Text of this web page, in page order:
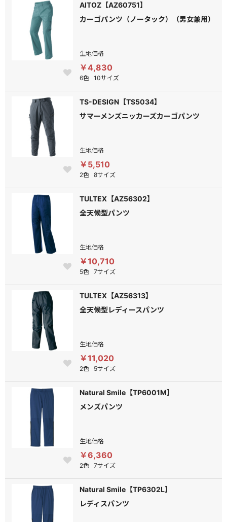
AITOZ【AZ60751】
カーゴパンツ（ノータック）（男女兼用）
生地価格
￥4,830
6色 10サイズ
TS-DESIGN【TS5034】
サマーメンズニッカーズカーゴパンツ
生地価格
￥5,510
2色 8サイズ
TULTEX【AZ56302】
全天候型パンツ
生地価格
￥10,710
5色 7サイズ
TULTEX【AZ56313】
全天候型レディースパンツ
生地価格
￥11,020
2色 5サイズ
Natural Smile【TP6001M】
メンズパンツ
生地価格
￥6,360
2色 7サイズ
Natural Smile【TP6302L】
レディスパンツ